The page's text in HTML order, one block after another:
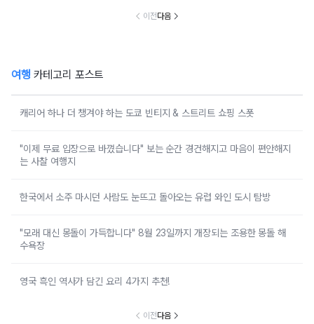
이전다음
여행 카테고리 포스트
캐리어 하나 더 챙겨야 하는 도쿄 빈티지 & 스트리트 쇼핑 스폿
"이제 무료 입장으로 바꼈습니다" 보는 순간 경건해지고 마음이 편안해지
는 사찰 여행지
한국에서 소주 마시던 사람도 눈뜨고 돌아오는 유럽 와인 도시 탐방
"모래 대신 몽돌이 가득합니다" 8월 23일까지 개장되는 조용한 몽돌 해
수욕장
영국 흑인 역사가 담긴 요리 4가지 추천!
이전다음